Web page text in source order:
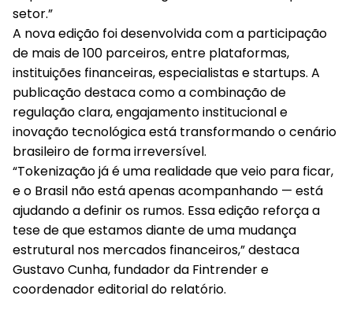
setor.”
A nova edição foi desenvolvida com a participação
de mais de 100 parceiros, entre plataformas,
instituições financeiras, especialistas e startups. A
publicação destaca como a combinação de
regulação clara, engajamento institucional e
inovação tecnológica está transformando o cenário
brasileiro de forma irreversível.
“Tokenização já é uma realidade que veio para ficar,
e o Brasil não está apenas acompanhando — está
ajudando a definir os rumos. Essa edição reforça a
tese de que estamos diante de uma mudança
estrutural nos mercados financeiros,” destaca
Gustavo Cunha, fundador da Fintrender e
coordenador editorial do relatório.